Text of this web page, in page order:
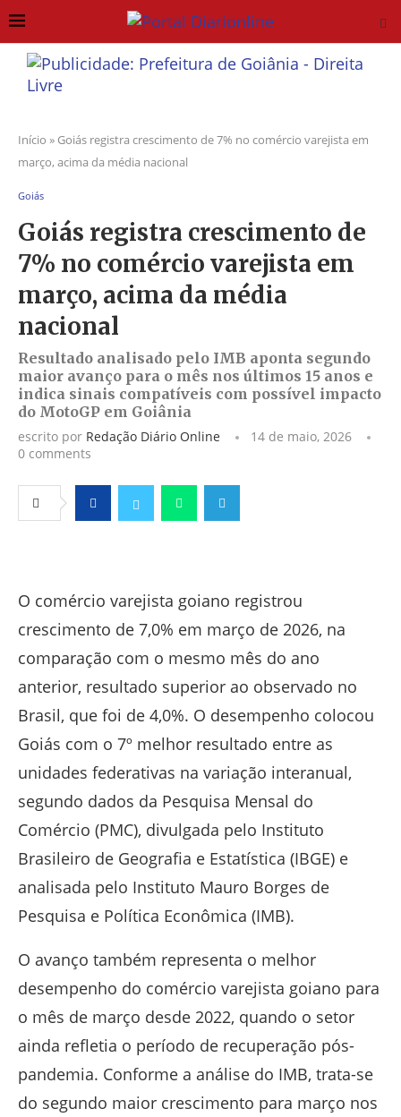
Início » Goiás registra crescimento de 7% no comércio varejista em
março, acima da média nacional
Goiás
Goiás registra crescimento de
7% no comércio varejista em
março, acima da média
nacional
Resultado analisado pelo IMB aponta segundo
maior avanço para o mês nos últimos 15 anos e
indica sinais compatíveis com possível impacto
do MotoGP em Goiânia
escrito por Redação Diário Online
14 de maio, 2026
0 comments
O comércio varejista goiano registrou
crescimento de 7,0% em março de 2026, na
comparação com o mesmo mês do ano
anterior, resultado superior ao observado no
Brasil, que foi de 4,0%. O desempenho colocou
Goiás com o 7º melhor resultado entre as
unidades federativas na variação interanual,
segundo dados da Pesquisa Mensal do
Comércio (PMC), divulgada pelo Instituto
Brasileiro de Geografia e Estatística (IBGE) e
analisada pelo Instituto Mauro Borges de
Pesquisa e Política Econômica (IMB).
O avanço também representa o melhor
desempenho do comércio varejista goiano para
o mês de março desde 2022, quando o setor
ainda refletia o período de recuperação pós-
pandemia. Conforme a análise do IMB, trata-se
do segundo maior crescimento para março nos